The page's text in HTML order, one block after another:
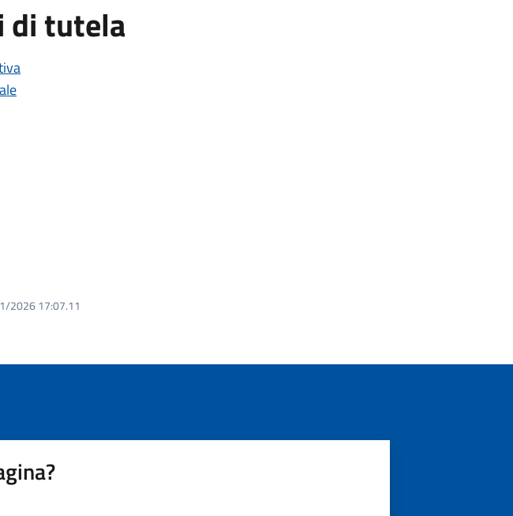
di tutela
2026 17:07.11